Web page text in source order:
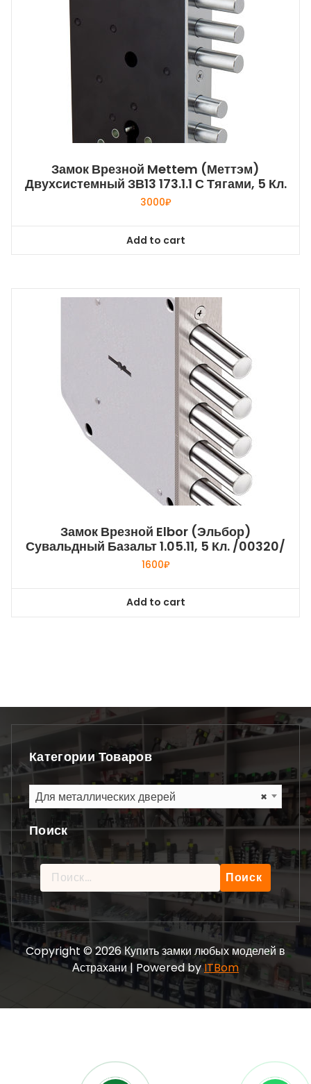
Замок Врезной Mettem (Меттэм)
Двухсистемный ЗВ13 173.1.1 С Тягами, 5 Кл.
3000₽
Add to cart
Замок Врезной Elbor (Эльбор)
Сувальдный Базальт 1.05.11, 5 Кл. /00320/
1600₽
Add to cart
Категории Товаров
×
Для металлических дверей
Поиск
Найти:
Copyright © 2026 Купить замки любых моделей в
Астрахани | Powered byITBom